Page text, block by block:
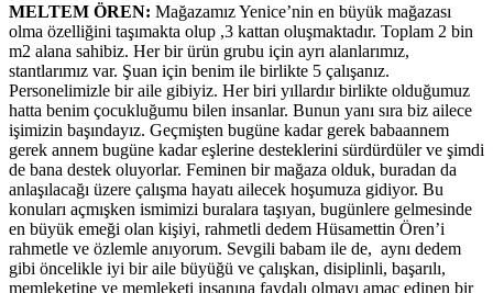
MELTEM ÖREN: Mağazamız Yenice’nin en büyük mağazası
olma özelliğini taşımakta olup ,3 kattan oluşmaktadır. Toplam 2 bin
m2 alana sahibiz. Her bir ürün grubu için ayrı alanlarımız,
stantlarımız var. Şuan için benim ile birlikte 5 çalışanız.
Personelimizle bir aile gibiyiz. Her biri yıllardır birlikte olduğumuz
hatta benim çocukluğumu bilen insanlar. Bunun yanı sıra biz ailece
işimizin başındayız. Geçmişten bugüne kadar gerek babaannem
gerek annem bugüne kadar eşlerine desteklerini sürdürdüler ve şimdi
de bana destek oluyorlar. Feminen bir mağaza olduk, buradan da
anlaşılacağı üzere çalışma hayatı ailecek hoşumuza gidiyor. Bu
konuları açmışken ismimizi buralara taşıyan, bugünlere gelmesinde
en büyük emeği olan kişiyi, rahmetli dedem Hüsamettin Ören’i
rahmetle ve özlemle anıyorum. Sevgili babam ile de, aynı dedem
gibi öncelikle iyi bir aile büyüğü ve çalışkan, disiplinli, başarılı,
memleketine ve memleketi insanına faydalı olmayı amaç edinen bir